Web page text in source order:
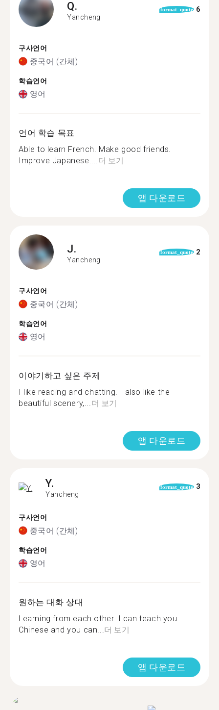
Q.
Yancheng
format_quote 6
구사언어
중국어 (간체)
학습언어
영어
언어 학습 목표
Able to learn French. Make good friends.
Improve Japanese....더 보기
앱 다운로드
J.
Yancheng
format_quote 2
구사언어
중국어 (간체)
학습언어
영어
이야기하고 싶은 주제
I like reading and chatting. I also like the
beautiful scenery,...더 보기
앱 다운로드
Y.
Yancheng
format_quote 3
구사언어
중국어 (간체)
학습언어
영어
원하는 대화 상대
Learning from each other. I can teach you
Chinese and you can...더 보기
앱 다운로드